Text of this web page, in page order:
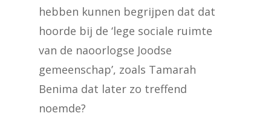
hebben kunnen begrijpen dat dat
hoorde bij de ‘lege sociale ruimte
van de naoorlogse Joodse
gemeenschap’, zoals Tamarah
Benima dat later zo treffend
noemde?